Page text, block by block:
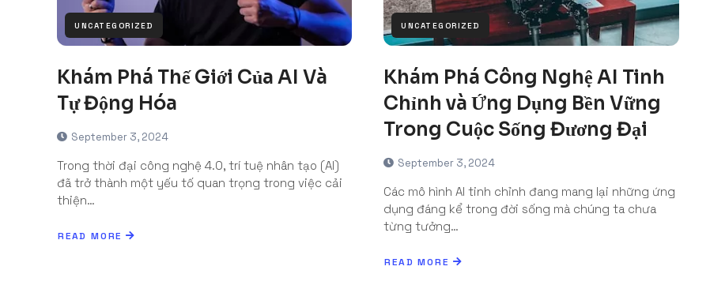
UNCATEGORIZED
Khám Phá Thế Giới Của AI Và
Tự Động Hóa
September 3, 2024
Trong thời đại công nghệ 4.0, trí tuệ nhân tạo (AI)
đã trở thành một yếu tố quan trọng trong việc cải
thiện…
READ MORE
UNCATEGORIZED
Khám Phá Công Nghệ AI Tinh
Chỉnh và Ứng Dụng Bền Vững
Trong Cuộc Sống Đương Đại
September 3, 2024
Các mô hình AI tinh chỉnh đang mang lại những ứng
dụng đáng kể trong đời sống mà chúng ta chưa
từng tưởng…
READ MORE